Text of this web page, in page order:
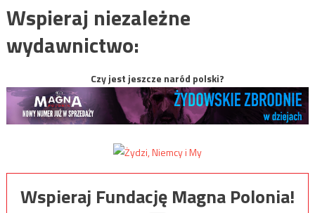
Wspieraj niezależne
wydawnictwo:
Czy jest jeszcze naród polski?
Wspieraj Fundację Magna Polonia!